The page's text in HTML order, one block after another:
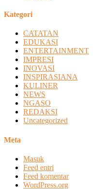
Kategori
CATATAN
EDUKASI
ENTERTAINMENT
IMPRESI
INOVASI
INSPIRASIANA
KULINER
NEWS
NGASO
REDAKSI
Uncategorized
Meta
Masuk
Feed entri
Feed komentar
WordPress.org